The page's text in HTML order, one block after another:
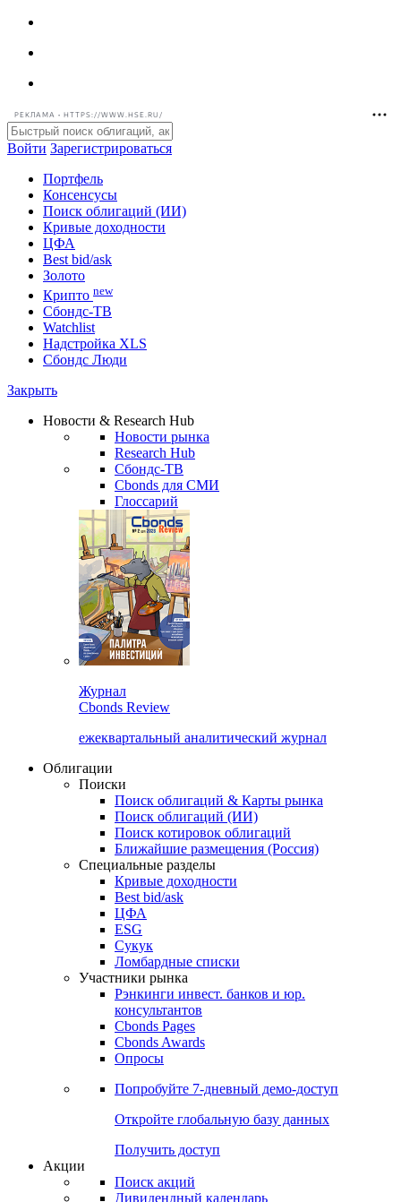
РЕКЛАМА • HTTPS://WWW.HSE.RU/
Войти Зарегистрироваться
Портфель
Консенсусы
Поиск облигаций (ИИ)
Кривые доходности
ЦФА
Best bid/ask
Золото
Крипто new
Watchlist
Сбондс Люди
Новости & Research Hub
Новости рынка
Research Hub
Сбондс-ТВ
Cbonds для СМИ
Глоссарий
Cbonds Review
ежеквартальный аналитический журнал
Облигации
Поиски
Поиск облигаций & Карты рынка
Поиск облигаций (ИИ)
Поиск котировок облигаций
Ближайшие размещения (Россия)
Специальные разделы
Кривые доходности
Best bid/ask
ЦФА
ESG
Сукук
Ломбардные списки
Участники рынка
Рэнкинги инвест. банков и юр.
Cbonds Pages
Опросы
Попробуйте7-дневный
Откройте глобальную базу данных